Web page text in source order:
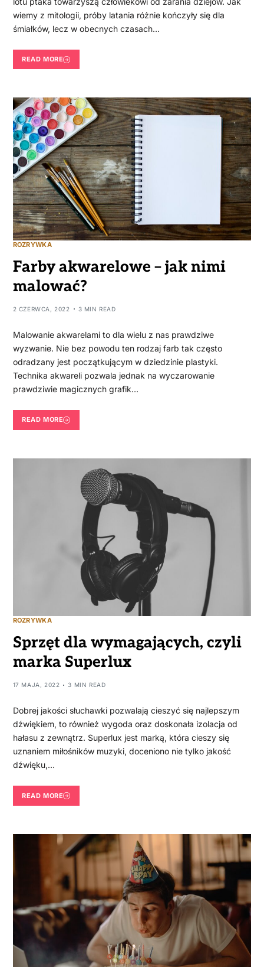
wiemy z mitologii, próby latania różnie kończyły się dla
śmiałków, lecz w obecnych czasach…
READ MORE
ROZRYWKA
Farby akwarelowe – jak nimi
malować?
2 CZERWCA, 2022 3 MIN READ
Malowanie akwarelami to dla wielu z nas prawdziwe
wyzwanie. Nie bez powodu ten rodzaj farb tak często
odradzany jest początkującym w dziedzinie plastyki.
Technika akwareli pozwala jednak na wyczarowanie
prawdziwie magicznych grafik…
READ MORE
ROZRYWKA
Sprzęt dla wymagających, czyli
marka Superlux
17 MAJA, 2022 3 MIN READ
Dobrej jakości słuchawki pozwalają cieszyć się najlepszym
dźwiękiem, to również wygoda oraz doskonała izolacja od
hałasu z zewnątrz. Superlux jest marką, która cieszy się
uznaniem miłośników muzyki, doceniono nie tylko jakość
dźwięku,…
READ MORE